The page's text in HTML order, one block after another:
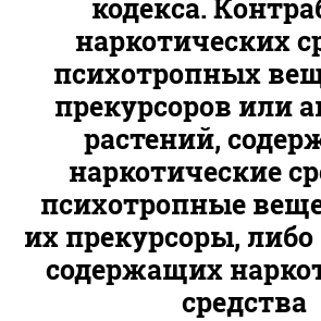
кодекса.
наркотических
психотропных
прекурсоров или
растений,
наркотические
психотропные
их прекурсоры, либо
содержащих
средства